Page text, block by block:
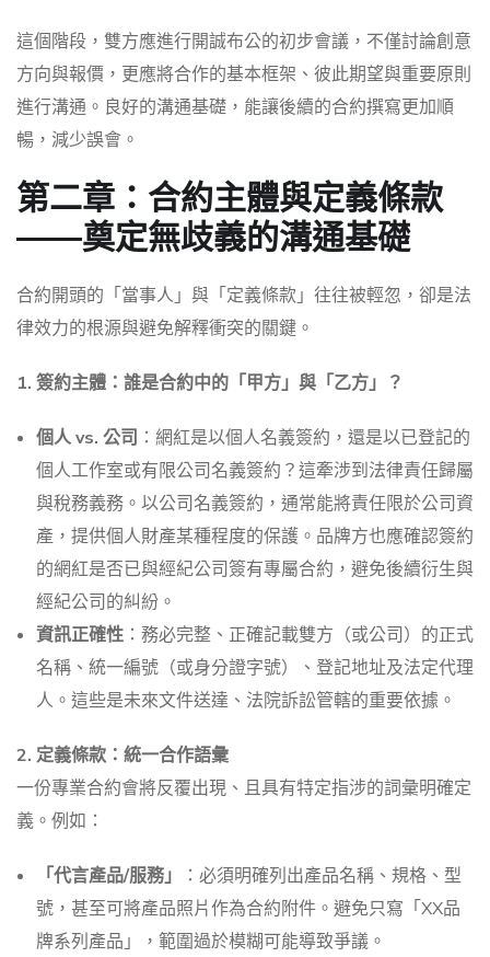
這個階段，雙方應進行開誠布公的初步會議，不僅討論創意
方向與報價，更應將合作的基本框架、彼此期望與重要原則
進行溝通。良好的溝通基礎，能讓後續的合約撰寫更加順
暢，減少誤會。
第二章：合約主體與定義條款
——奠定無歧義的溝通基礎
合約開頭的「當事人」與「定義條款」往往被輕忽，卻是法
律效力的根源與避免解釋衝突的關鍵。
1. 簽約主體：誰是合約中的「甲方」與「乙方」？
個人 vs. 公司 ：網紅是以個人名義簽約，還是以已登記的
個人工作室或有限公司名義簽約？這牽涉到法律責任歸屬
與稅務義務。以公司名義簽約，通常能將責任限於公司資
產，提供個人財產某種程度的保護。品牌方也應確認簽約
的網紅是否已與經紀公司簽有專屬合約，避免後續衍生與
經紀公司的糾紛。
資訊正確性 ：務必完整、正確記載雙方（或公司）的正式
名稱、統一編號（或身分證字號）、登記地址及法定代理
人。這些是未來文件送達、法院訴訟管轄的重要依據。
2. 定義條款：統一合作語彙
一份專業合約會將反覆出現、且具有特定指涉的詞彙明確定
義。例如：
「代言產品/服務」
：必須明確列出產品名稱、規格、型
號，甚至可將產品照片作為合約附件。避免只寫「XX品
牌系列產品」，範圍過於模糊可能導致爭議。